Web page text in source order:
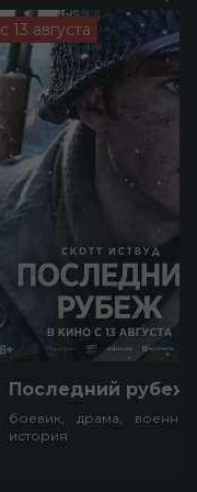
с 13 августа
боевик, драма,
история